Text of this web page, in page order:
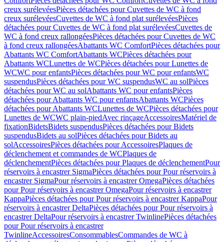
creux surélevéesPièces détachées pour Cuvettes de WC à fond
creux surélevéesCuvettes de WC à fond plat surélevéesPièces
détachées pour Cuvettes de WC à fond plat surélevéesCuvettes de
WC à fond creux rallongéesPièces détachées pour Cuvettes de WC
à fond creux rallongéesAbattants WC ComfortPièces détachées pour
Abattants WC ComfortAbattants WCPièces détachées pour
Abattants WCLunettes de WCPièces détachées pour Lunettes de
WCWC pour enfantsPièces détachées pour WC pour enfantsWC
suspendusPièces détachées pour WC suspendusWC au solPièces
détachées pour WC au solAbattants WC pour enfantsPièces
détachées pour Abattants WC pour enfantsAbattants WCPièces
détachées pour Abattants WCLunettes de WCPièces détachées pour
Lunettes de WCWC plain-piedAvec rinçageAccessoiresMatériel de
fixationBidetsBidets suspendusPièces détachées pour Bidets
suspendusBidets au solPièces détachées pour Bidets au
solAccessoiresPièces détachées pour AccessoiresPlaques de
déclenchement et commandes de WCPlaques de
déclenchementPièces détachées pour Plaques de déclenchementPour
réservoirs à encastrer SigmaPièces détachées pour Pour réservoirs à
encastrer SigmaPour réservoirs à encastrer OmegaPièces détachées
pour Pour réservoirs à encastrer OmegaPour réservoirs à encastrer
KappaPièces détachées pour Pour réservoirs à encastrer KappaPour
réservoirs à encastrer DeltaPièces détachées pour Pour réservoirs à
encastrer DeltaPour réservoirs à encastrer TwinlinePièces détachées
pour Pour réservoirs à encastrer
TwinlineAccessoiresConsommablesCommandes de WC à